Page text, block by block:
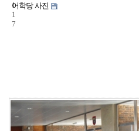
1
1
7
어학당 사진